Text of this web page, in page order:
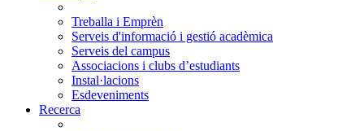
Treballa i Emprèn
Serveis d'informació i gestió acadèmica
Serveis del campus
Associacions i clubs d’estudiants
Instal·lacions
Esdeveniments
Recerca